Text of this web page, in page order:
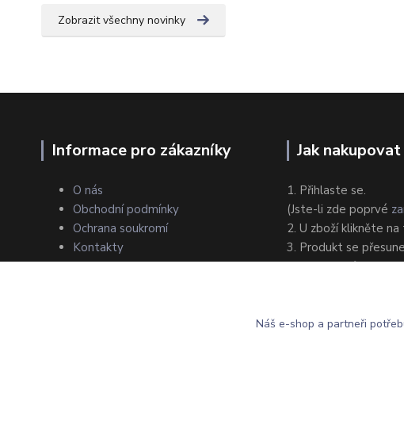
Zobrazit všechny novinky
Informace pro zákazníky
O nás
Obchodní podmínky
Ochrana soukromí
Kontakty
Jak nakupovat
1. Přihlaste se.
(Jste-li zde poprvé
2. U zboží klikněte
3. Produkt se
4. Zvolte způsob
Náš e-shop a partneři